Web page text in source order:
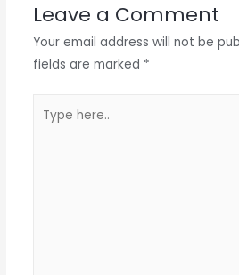
Leave a Comment
Your email address will not be
fields are marked *
here..